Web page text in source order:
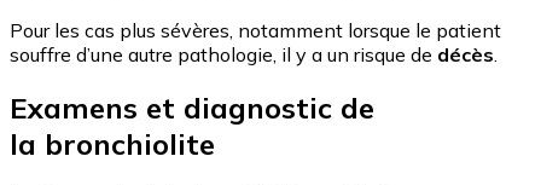
Pour les cas plus sévères, notamment lorsque le patient
souffre d’une autre pathologie, il y a un risque de décès
Examens et diagnostic de
la bronchiolite